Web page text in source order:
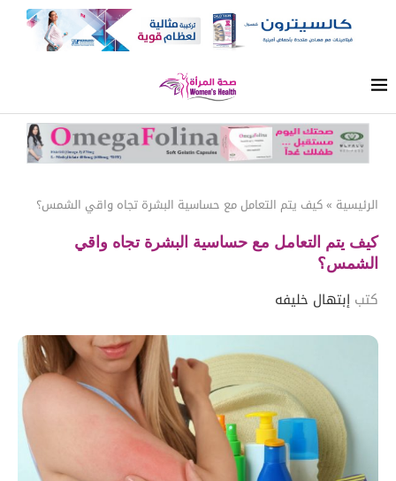
الرئيسية »كيف يتم التعامل مع حساسية البشرة تجاه واقي الشمس؟
كيف يتم التعامل مع حساسية البشرة تجاه واقي
الشمس؟
كتب إبتهال خليفه